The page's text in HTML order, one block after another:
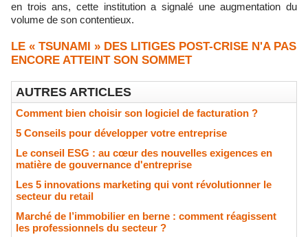
en trois ans, cette institution a signalé une augmentation du
volume de son contentieux.
LE « TSUNAMI » DES LITIGES POST-CRISE N'A PAS
ENCORE ATTEINT SON SOMMET
AUTRES ARTICLES
Comment bien choisir son logiciel de facturation ?
5 Conseils pour développer votre entreprise
Le conseil ESG : au cœur des nouvelles exigences en
matière de gouvernance d'entreprise
Les 5 innovations marketing qui vont révolutionner le
secteur du retail
Marché de l’immobilier en berne : comment réagissent
les professionnels du secteur ?